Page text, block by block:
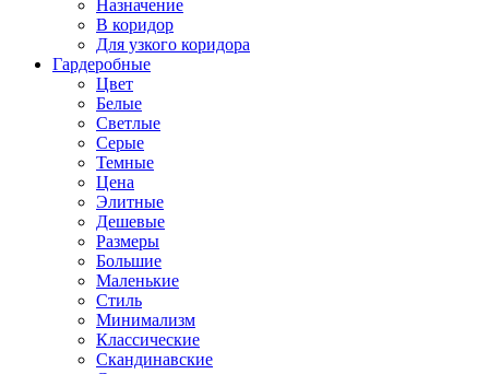
Назначение
В коридор
Для узкого коридора
Гардеробные
Цвет
Белые
Светлые
Серые
Темные
Цена
Элитные
Дешевые
Размеры
Большие
Маленькие
Стиль
Минимализм
Классические
Скандинавские